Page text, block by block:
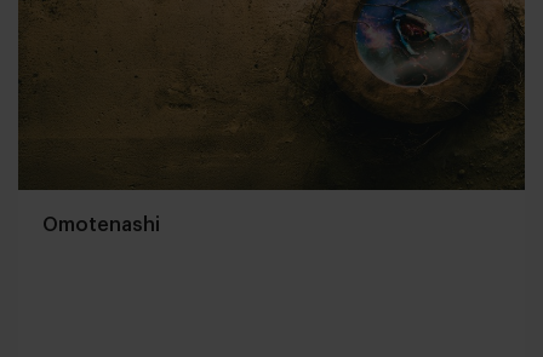
Omotenashi